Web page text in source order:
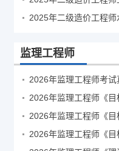
2025年二级造价工程师
监理工程师
2026年监理工程师考试